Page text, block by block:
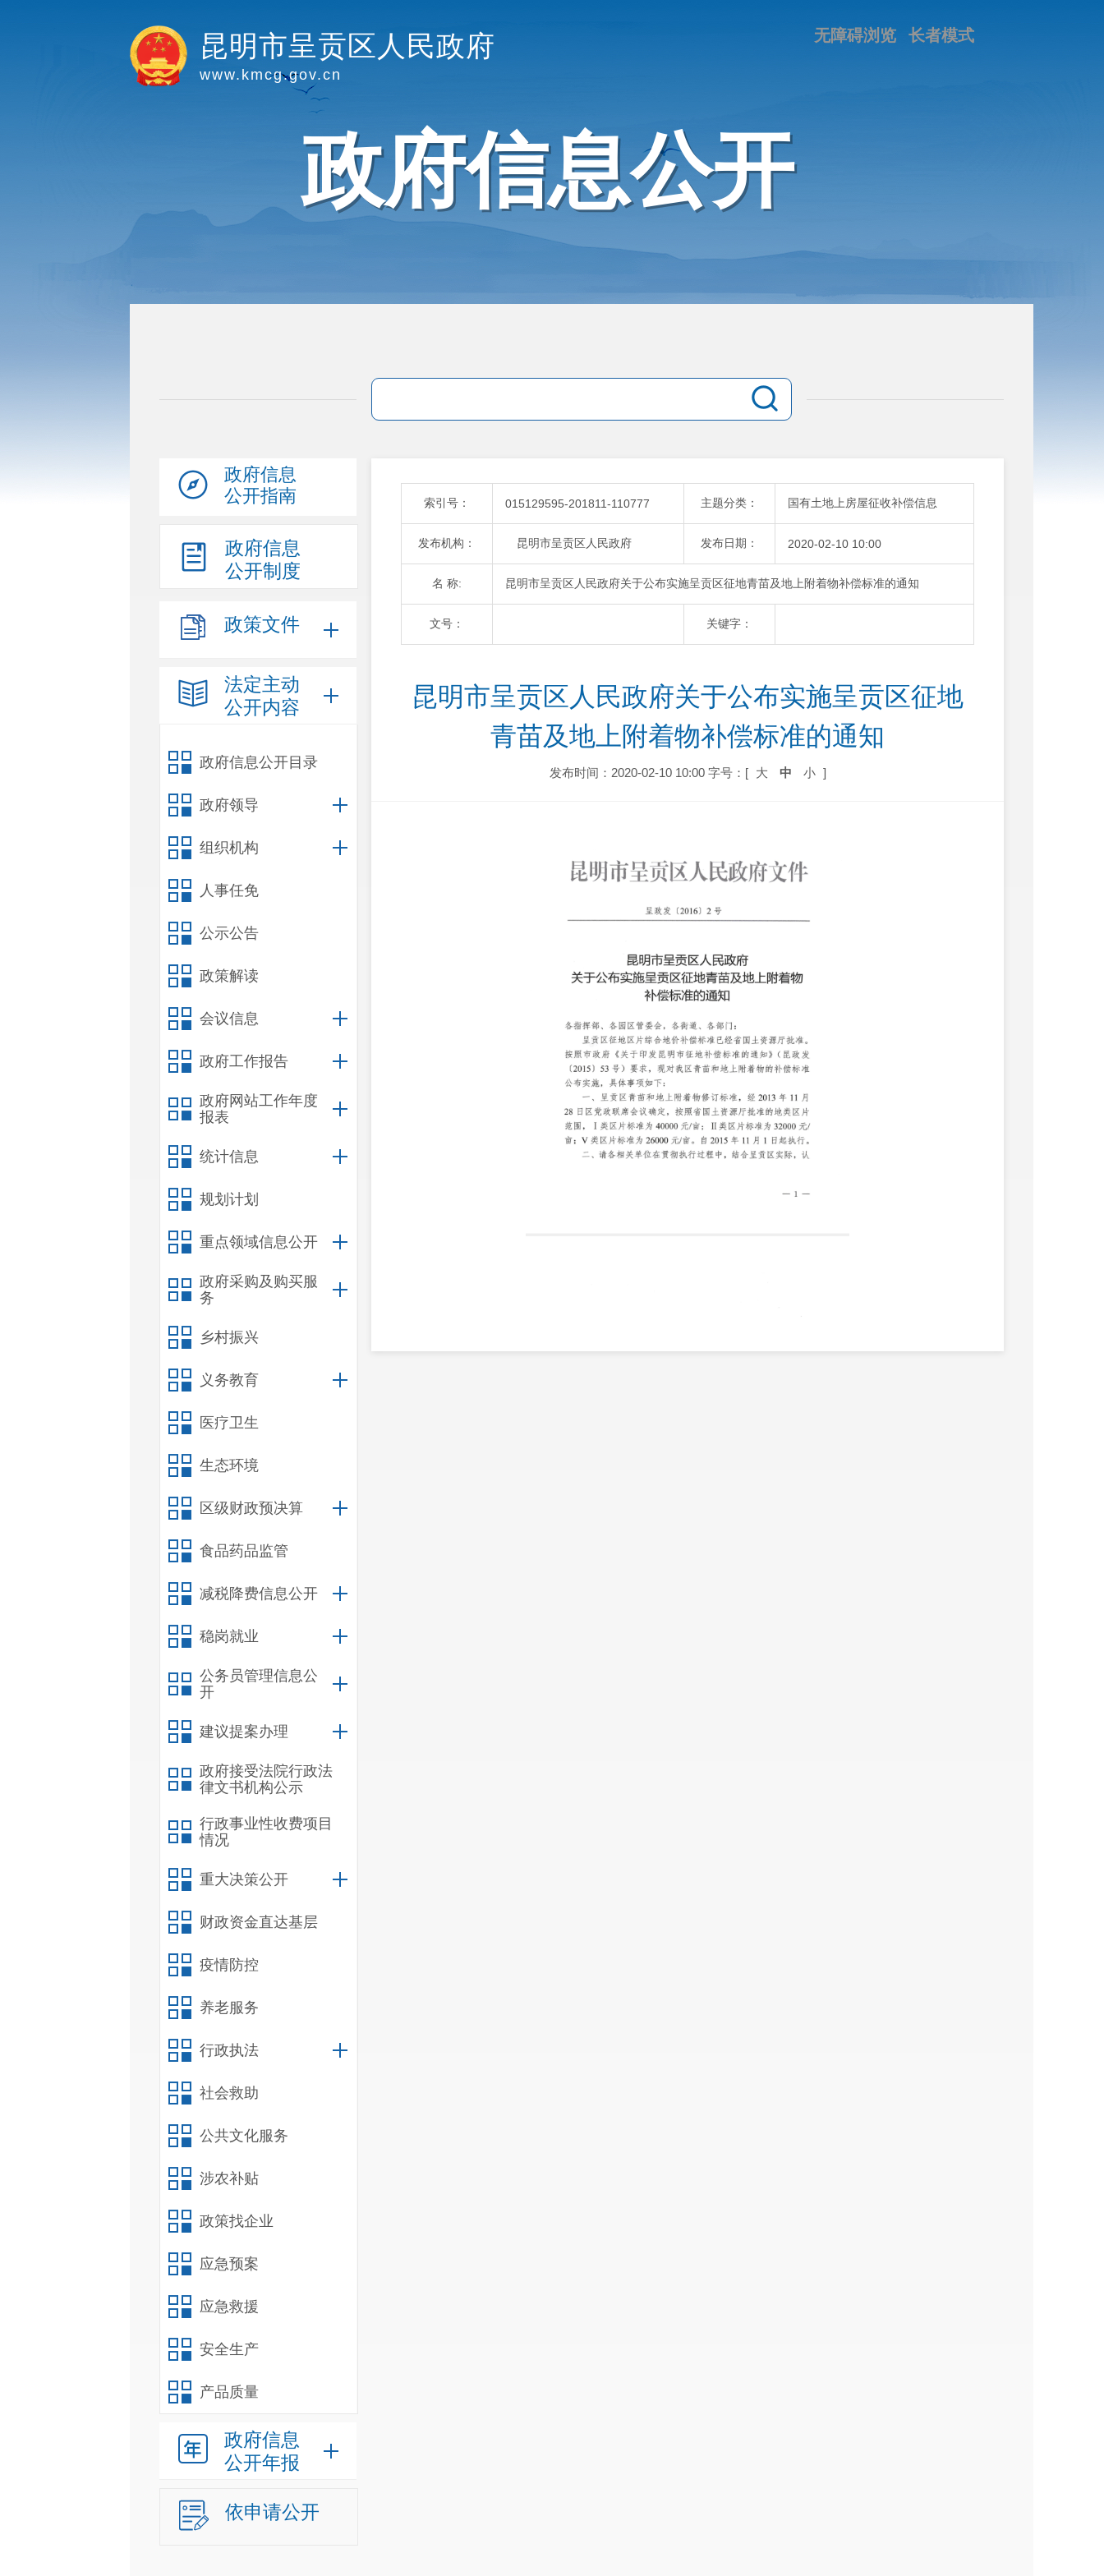
昆明市呈贡区人民政府
www.kmcg.gov.cn
长者模式
无障碍浏览
政府信息公开
政府信息
公开指南
政府信息
公开制度
政策文件
法定主动
公开内容
政府信息公开目录
政府领导
组织机构
人事任免
公示公告
政策解读
会议信息
政府工作报告
政府网站工作年度
报表
统计信息
规划计划
重点领域信息公开
政府采购及购买服
务
乡村振兴
义务教育
医疗卫生
生态环境
区级财政预决算
食品药品监管
减税降费信息公开
稳岗就业
公务员管理信息公
开
建议提案办理
政府接受法院行政法
律文书机构公示
行政事业性收费项目
情况
重大决策公开
财政资金直达基层
疫情防控
养老服务
行政执法
社会救助
公共文化服务
涉农补贴
政策找企业
应急预案
应急救援
安全生产
产品质量
政府信息
公开年报
依申请公开
索引号： 015129595-201811-110777 主题分类： 国有土地上房屋征收补偿信息
发布机构： 昆明市呈贡区人民政府 发布日期： 2020-02-10 10:00
名 称: 昆明市呈贡区人民政府关于公布实施呈贡区征地青苗及地上附着物补偿标准的通知
文号： 关键字：
昆明市呈贡区人民政府关于公布实施呈贡区征地
青苗及地上附着物补偿标准的通知
发布时间：2020-02-10 10:00 字号：[ 大 中 小 ]